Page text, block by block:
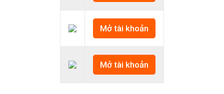
Mở tài khoản
Mở tài khoản